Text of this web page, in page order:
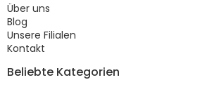
Über uns
Blog
Unsere Filialen
Kontakt
Beliebte Kategorien